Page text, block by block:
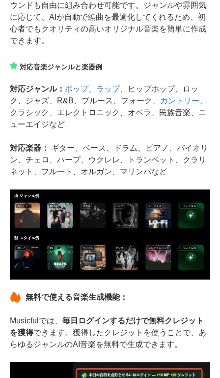
ウンドも自由に組み合わせ可能です。ジャンルや雰囲気
に応じて、AIが自動で編曲を最適化してくれるため、初
心者でもクオリティの高いオリジナル音楽を簡単に作成
できます。
対応音楽ジャンルと楽器例
対応ジャンル： ポップ、 ラップ、ヒップホップ、ロッ
ク、ジャズ、R&B、ブルース、フォーク、
カントリー
クラシック、エレクトロニック、オペラ、民族音楽、ニ
ューエイジなど
対応楽器： ギター、ベース、ドラム、ピアノ、バイオリ
ン、チェロ、ハープ、ウクレレ、トランペット、クラリ
ネット、フルート、オルガン、マリンバなど
無料で使える音楽生成機能：
Musicfulでは、 毎日ログインするだけで無料クレジット
を獲得できます。獲得したクレジットを使うことで、あ
らゆるジャンルのAI音楽を無料で生成できます。